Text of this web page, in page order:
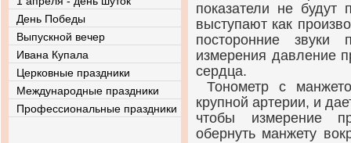
показатели не будут
выступают как
посторонние звуки
измерения давление
сердца.
Тонометр с
крупной артерии, и
чтобы измерение
обернуть манжету
День Победы
Выпускной вечер
Ивана Купала
Церковные праздники
Международные праздники
Профессиональные праздники